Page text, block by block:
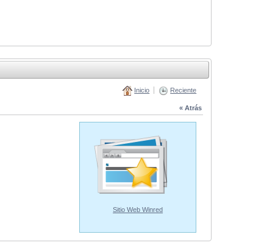
Inicio Reciente
« Atrás
Sitio Web Winred